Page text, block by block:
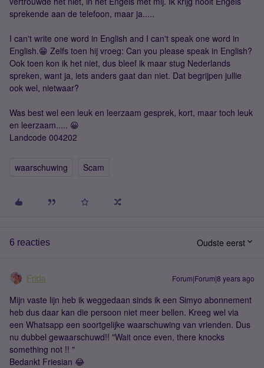
sprekende aan de telefoon, maar ja.....
I can't write one word in English and I can't speak one word in
English.😁 Zelfs toen hij vroeg: Can you please speak in English?
Ook toen kon ik het niet, dus bleef ik maar stug Nederlands
spreken, want ja, iets anders gaat dan niet. Dat begrijpen jullie
ook wel, nietwaar?
Was best wel een leuk en leerzaam gesprek, kort, maar toch leuk
en leerzaam..... 😀
Landcode 004202
waarschuwing Scam
6 reacties Oudste eerst
Frida Forum|Forum|8 years ago
Mijn vaste lijn heb ik weggedaan sinds ik een Simyo abonnement
heb dus daar kan die persoon niet meer bellen. Kreeg wel via
een Whatsapp een soortgelijke waarschuwing van vrienden. Dus
nu dubbel gewaarschuwd!! "Wait once even, there knocks
something not !! "
Bedankt Friesian 😂